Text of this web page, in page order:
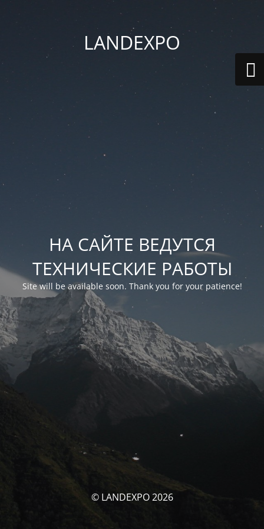
LANDEXPO
НА САЙТЕ ВЕДУТСЯ
ТЕХНИЧЕСКИЕ РАБОТЫ
Site will be available soon. Thank you for your patience!
© LANDEXPO 2026